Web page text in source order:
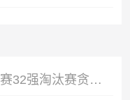
08月04日佛山西甲足球联赛32强淘汰赛贪玩游戏VS美的薪火全场录像